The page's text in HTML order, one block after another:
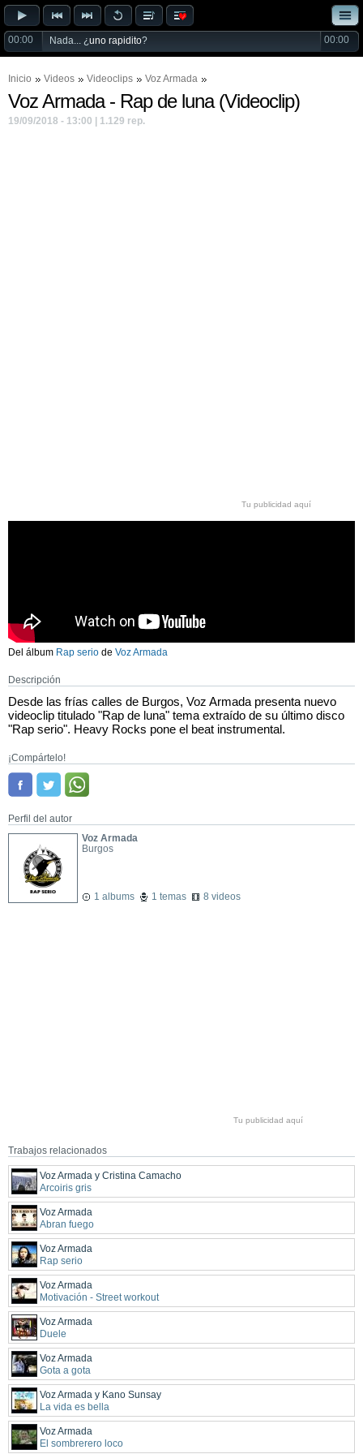
00:00 Nada... ¿uno rapidito? 00:00
Inicio Videos Videoclips Voz Armada
Voz Armada - Rap de luna (Videoclip)
19/09/2018 - 13:00 | 1.129 rep.
Tu publicidad aquí
Del álbum Rap serio de Voz Armada
Descripción
Desde las frías calles de Burgos, Voz Armada presenta nuevo
videoclip titulado "Rap de luna" tema extraído de su último disco
"Rap serio". Heavy Rocks pone el beat instrumental.
¡Compártelo!
Perfil del autor
Voz Armada
Burgos
1 albums 1 temas 8 videos
Tu publicidad aquí
Trabajos relacionados
Voz Armada y Cristina Camacho
Arcoiris gris
Voz Armada
Abran fuego
Voz Armada
Rap serio
Voz Armada
Motivación - Street workout
Voz Armada
Duele
Voz Armada
Gota a gota
Voz Armada y Kano Sunsay
La vida es bella
Voz Armada
El sombrerero loco